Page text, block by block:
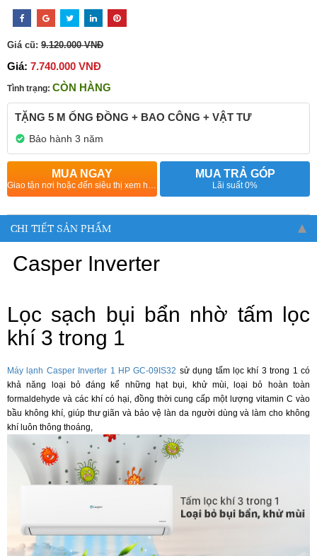
Giá cũ: 9.120.000 VNĐ
Giá: 7.740.000 VNĐ
Tình trạng: CÒN HÀNG
TẶNG 5 M ỐNG ĐỒNG + BAO CÔNG + VẬT TƯ
Bảo hành 3 năm
MUA NGAY MUA TRẢ GÓP
Lãi suất 0%
CHI TIẾT SẢN PHẨM
Casper Inverter
Lọc sạch bụi bẩn nhờ tấm lọc
khí 3 trong 1
Máy lạnh Casper Inverter 1 HP GC-09IS32 sử dụng tấm lọc khí 3 trong 1 có
khả năng loại bỏ đáng kể những hạt bụi, khử mùi, loại bỏ hoàn toàn
formaldehyde và các khí có hại, đồng thời cung cấp một lượng vitamin C vào
bầu không khí, giúp thư giãn và bảo vệ làn da người dùng và làm cho không
khí luôn thông thoáng,